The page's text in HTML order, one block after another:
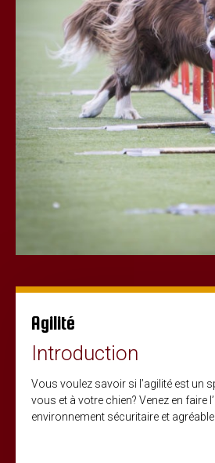
Agilité
Introduction
Vous voulez savoir si l’agilité est un
vous et à votre chien? Venez en faire
environnement sécuritaire et agréable.